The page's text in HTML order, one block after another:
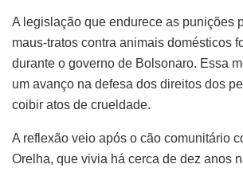
A legislação que endurece as punições
maus-tratos contra animais domésticos
durante o governo de Bolsonaro. Essa
um avanço na defesa dos direitos dos
coibir atos de crueldade.
A reflexão veio após o cão comunitário
Orelha, que vivia há cerca de dez anos